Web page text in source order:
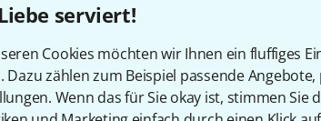
serviert!
Cookies möchten wir Ihnen ein fluffiges
Dazu zählen zum Beispiel passende
Wenn das für Sie okay ist, stimmen
Zubehör & passende